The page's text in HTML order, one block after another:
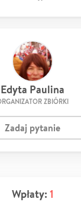
Edyta Paulina
ZBIÓRKI
Zadaj pytanie
Wpłaty: 1